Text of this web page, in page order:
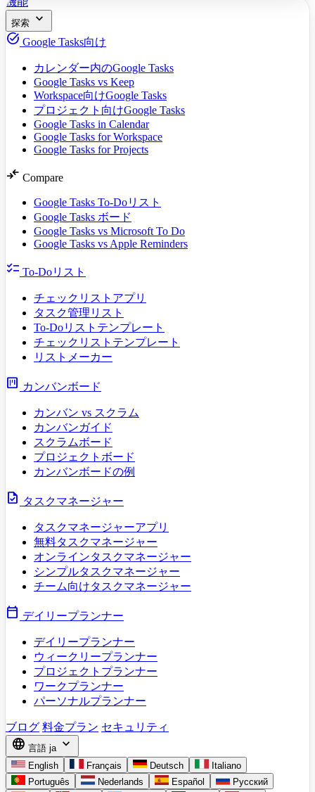
探索 expand_more
task_alt Google Tasks向け
カレンダー内のGoogle Tasks
Google Tasks vs Keep
Workspace向けGoogle Tasks
プロジェクト向けGoogle Tasks
Google Tasks in Calendar
Google Tasks for Workspace
Google Tasks for Projects
compare_arrows Compare
Google Tasks To-Doリスト
Google Tasks ボード
Google Tasks vs Microsoft To Do
Google Tasks vs Apple Reminders
checklist To-Doリスト
チェックリストアプリ
タスク管理リスト
To-Doリストテンプレート
チェックリストテンプレート
リストメーカー
view_kanban カンバンボード
カンバン vs スクラム
カンバンガイド
スクラムボード
プロジェクトボード
カンバンボードの例
task タスクマネージャー
タスクマネージャーアプリ
無料タスクマネージャー
オンラインタスクマネージャー
シンプルタスクマネージャー
チーム向けタスクマネージャー
calendar_today デイリープランナー
デイリープランナー
ウィークリープランナー
プロジェクトプランナー
ワークプランナー
パーソナルプランナー
ブログ 料金プラン セキュリティ
language 言語 ja expand_more
English Français Deutsch
Italiano
Português
Nederlands Español
Русский